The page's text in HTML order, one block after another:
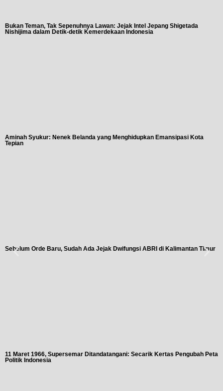
Bukan Teman, Tak Sepenuhnya Lawan: Jejak Intel Jepang Shigetada
Nishijima dalam Detik-detik Kemerdekaan Indonesia
Aminah Syukur: Nenek Belanda yang Menghidupkan Emansipasi Kota
Tepian
Sebelum Orde Baru, Sudah Ada Jejak Dwifungsi ABRI di Kalimantan Timur
11 Maret 1966, Supersemar Ditandatangani: Secarik Kertas Pengubah Peta
Politik Indonesia